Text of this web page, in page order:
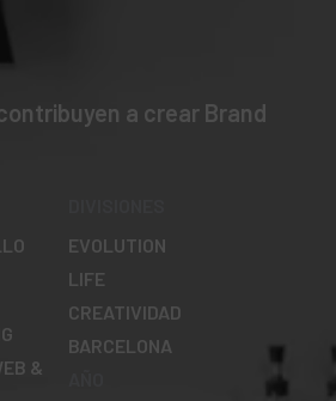
a crear Brand
&
EVOLUTION
LIFE
CREATIVIDAD
BARCELONA